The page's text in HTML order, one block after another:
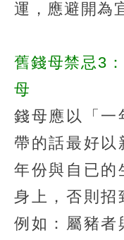
運，應避開為
舊錢母禁忌3
母
錢母應以「一
帶的話最好以
年份與自已的
身上，否則招
例如：屬豬者